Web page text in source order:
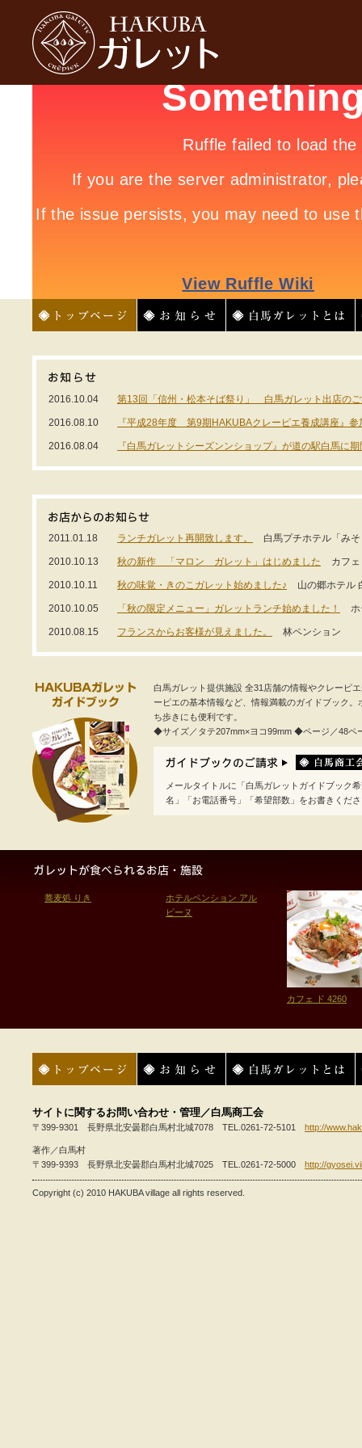
2016.10.04 第13回「信州・松本そば祭り」 白馬ガレット出店の
2016.08.10 『平成28年度 第9期HAKUBAクレーピエ養成講座』参
2016.08.04 『白馬ガレットシーズンンショップ』が道の駅白馬に
2011.01.18 ランチガレット再開致します。 白馬プチホテル「み
2010.10.13 秋の新作 「マロン ガレット」はじめました カフ
2010.10.11 秋の味覚・きのこガレット始めました♪ 山の郷ホテル
2010.10.05 「秋の限定メニュー」ガレットランチ始めました！
2010.08.15 フランスからお客様が見えました。 林ペンション
白馬ガレット提供施設 全31店舗の情報やクレーピ
ーピエの基本情報など、情報満載のガイドブック
ち歩きにも便利です。
◆サイズ／タテ207mm×ヨコ99mm ◆ページ／48ペ
メールタイトルに「白馬ガレットガイドブック
名」「お電話番号」「希望部数」をお書きくだ
蕎麦処 りき
ホテルペンション アル
ピーヌ
カフェ ド 4260
サイトに関するお問い合わせ・管理／白馬商工会
〒399-9301 長野県北安曇郡白馬村北城7078 TEL.0261-72-5101 http://
著作／白馬村
〒399-9393 長野県北安曇郡白馬村北城7025 TEL.0261-72-5000 http://
Copyright (c) 2010 HAKUBA village all rights reserved.